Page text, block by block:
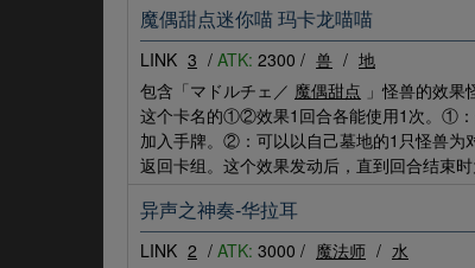
魔偶甜点迷你喵 玛卡龙喵喵
LINK 3 / ATK: 2300 / 兽 / 地
包含「マドルチェ／ 魔偶甜点 」怪兽的效果
这个卡名的①②效果1回合各能使用1次。①：
加入手牌。②：可以以自己墓地的1只怪兽为
返回卡组。这个效果发动后，直到回合结束
异声之神奏-华拉耳
LINK 2 / ATK: 3000 / 魔法师 / 水